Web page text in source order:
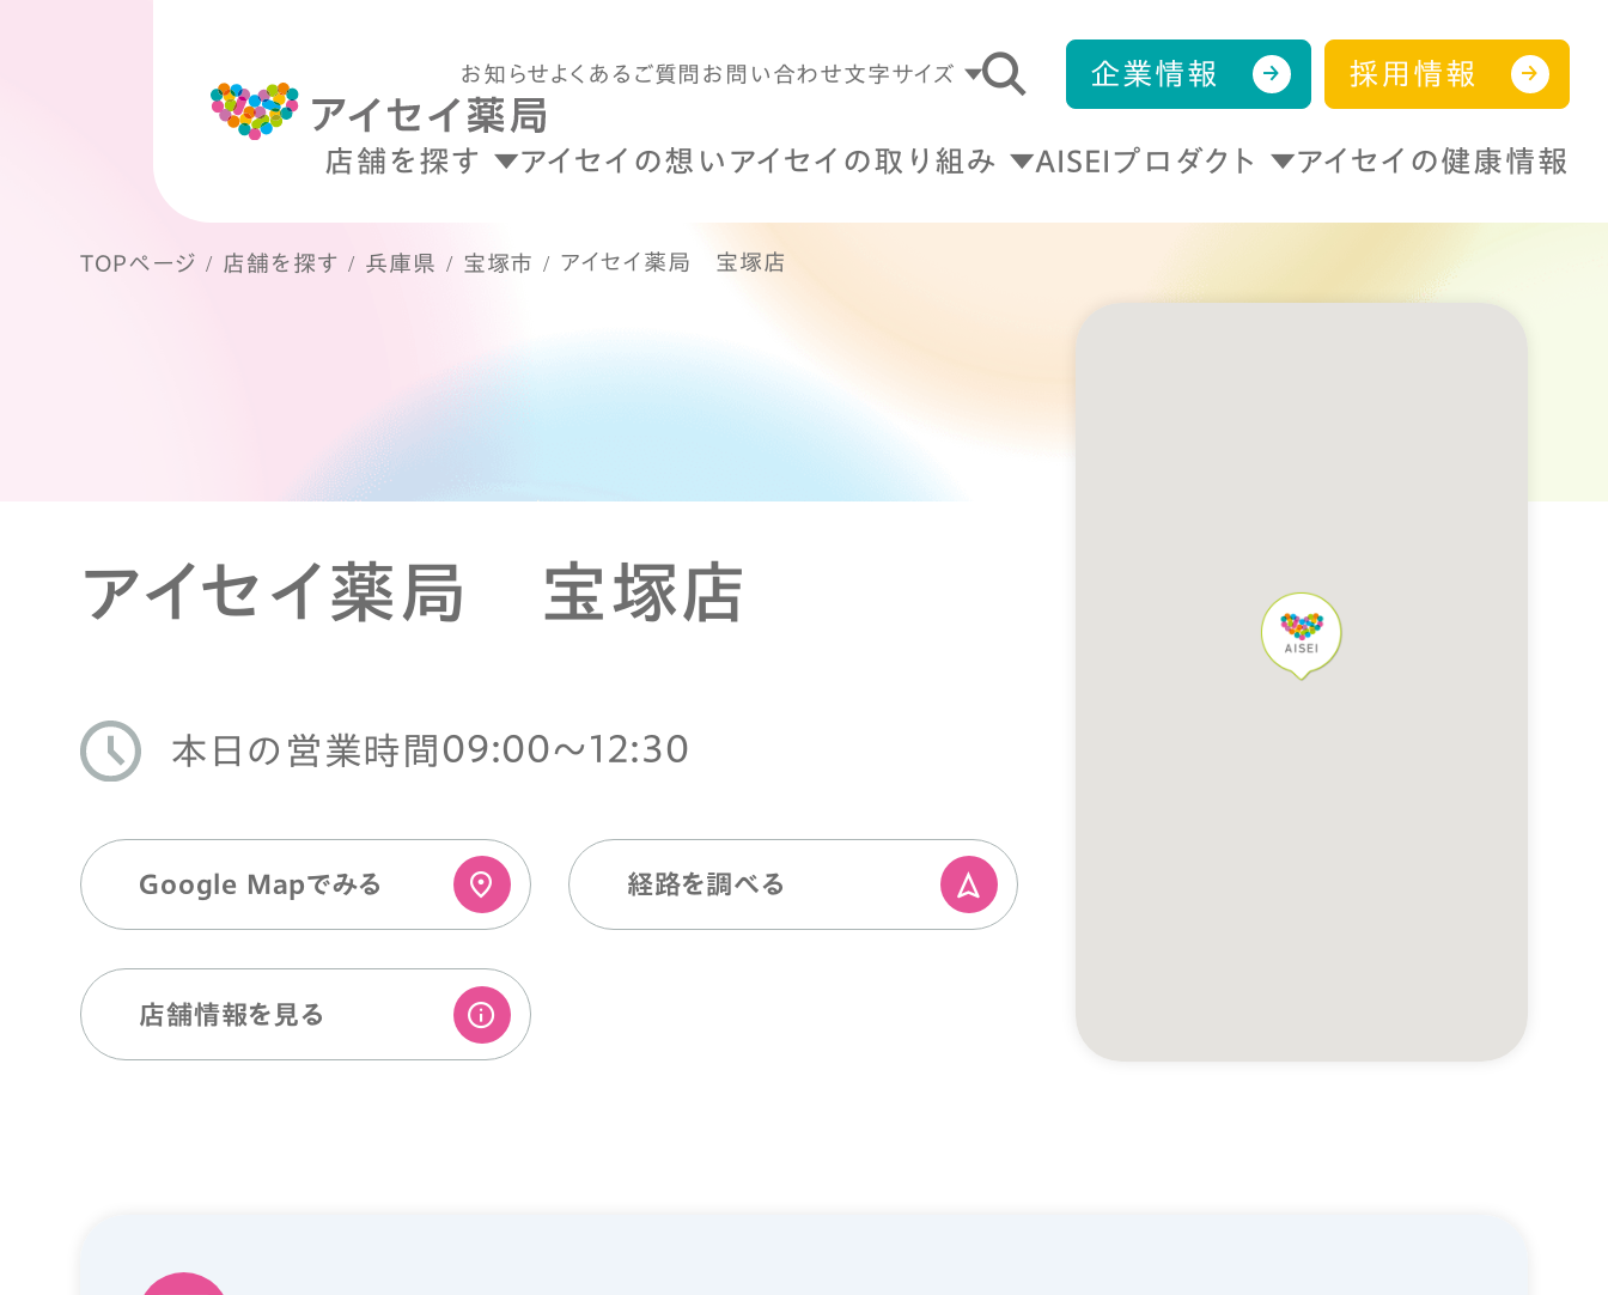
お知らせよくあるご質問 お問い合わせ文字サイズ 企業情報 採用情報
店舗を探す アイセイの想い アイセイの取り組み AISEIプロダクト アイセイの健康情報
TOPページ 店舗を探す 兵庫県 宝塚市 アイセイ薬局 宝塚店
アイセイ薬局 宝塚店
本日の営業時間 09:00〜12:30
Google Mapでみる 経路を調べる
店舗情報を⾒る